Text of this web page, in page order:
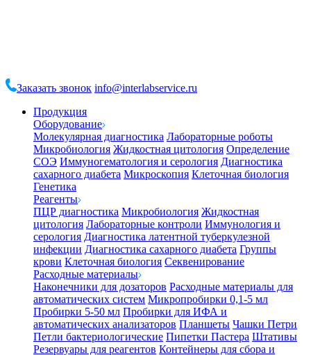
Заказать звонок info@interlabservice.ru
Продукция
Оборудование
Молекулярная диагностика Лабораторные роботы
Микробиология Жидкостная цитология Определение
СОЭ Иммуногематология и серология Диагностика
сахарного диабета Микроскопия Клеточная биология
Генетика
Реагенты
ПЦР диагностика Микробиология Жидкостная
цитология Лабораторные контроли Иммунология и
серология Диагностика латентной туберкулезной
инфекции Диагностика сахарного диабета Группы
крови Клеточная биология Секвенирование
Расходные материалы
Наконечники для дозаторов Расходные материалы для
автоматических систем Микропробирки 0,1-5 мл
Пробирки 5-50 мл Пробирки для ИФА и
автоматических анализаторов Планшеты Чашки Петри
Петли бактериологические Пипетки Пастера Штативы
Резервуары для реагентов Контейнеры для сбора и